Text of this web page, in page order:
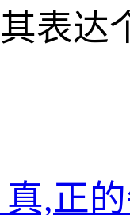
表达
,正